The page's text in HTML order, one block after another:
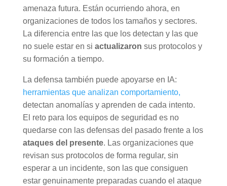
amenaza futura. Están ocurriendo ahora, en
organizaciones de todos los tamaños y sectores.
La diferencia entre las que los detectan y las que
no suele estar en si actualizaron sus protocolos y
su formación a tiempo.
La defensa también puede apoyarse en IA:
herramientas que analizan comportamiento,
detectan anomalías y aprenden de cada intento.
El reto para los equipos de seguridad es no
quedarse con las defensas del pasado frente a los
ataques del presente. Las organizaciones que
revisan sus protocolos de forma regular, sin
esperar a un incidente, son las que consiguen
estar genuinamente preparadas cuando el ataque